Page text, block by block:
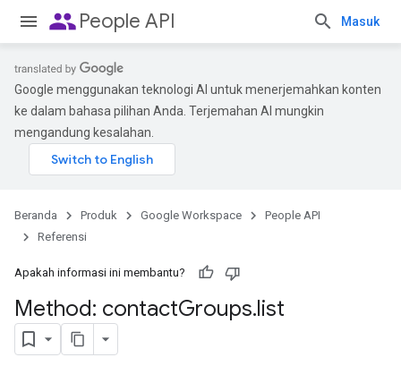
peoplePeople API Masuk
Google menggunakan teknologi AI untuk menerjemahkan konten
ke dalam bahasa pilihan Anda. Terjemahan AI mungkin
mengandung kesalahan.
Beranda Produk Google Workspace
People API
Referensi
Apakah informasi ini membantu?
Method: contactGroups.list